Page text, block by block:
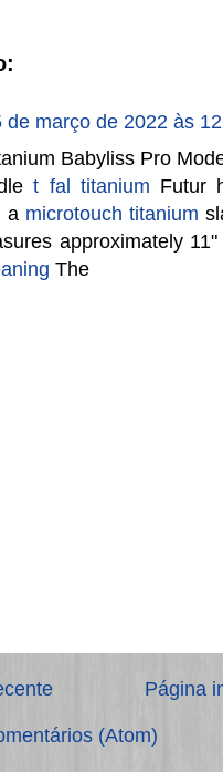
de março de 2022 às
Babyliss Pro
t fal titanium Futur
a microtouch titanium
approximately
The
Página
(Atom)